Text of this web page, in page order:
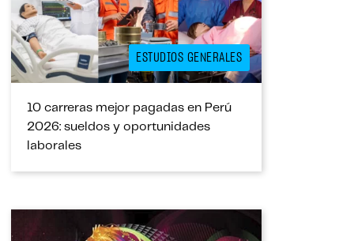
ESTUDIOS GENERALES
10 carreras mejor pagadas en Perú
2026: sueldos y oportunidades
laborales